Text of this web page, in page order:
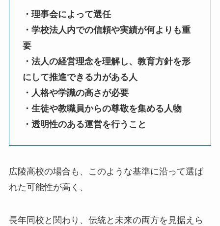
・理事会によって選任
・学校法人内での信頼や実績が何よりも重
要
・法人の経営理念を理解し、教育方針を形
にして推進できる力がある人
・人格や学識の高さが必要
・生徒や教職員からの尊敬を集める人物
・透明性のある運営を行うこと
広陵高校の場合も、このような基準に沿って選ば
れた可能性が高く、
長年同校と関わり、伝統と未来の両方を見据えら